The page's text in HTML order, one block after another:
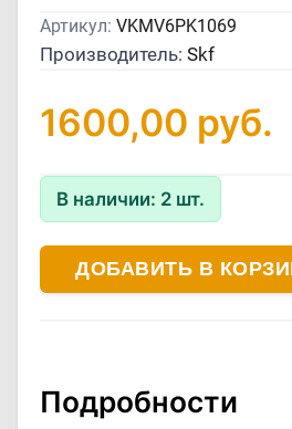
Артикул: VKMV6PK1069
Производитель: Skf
1600,00 руб.
В наличии: 2 шт.
ДОБАВИТЬ В
Подробности